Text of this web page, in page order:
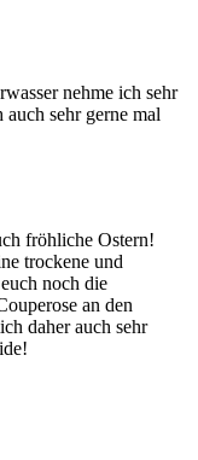
nehme ich sehr
sehr gerne mal
fröhliche Ostern!
trockene und
noch die
an den
daher auch sehr